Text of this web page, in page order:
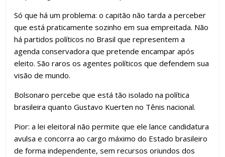
Só que há um problema: o capitão não tarda a perceber
que está praticamente sozinho em sua empreitada. Não
há partidos políticos no Brasil que representem a
agenda conservadora que pretende encampar após
eleito. São raros os agentes políticos que defendem sua
visão de mundo.
Bolsonaro percebe que está tão isolado na política
brasileira quanto Gustavo Kuerten no Tênis nacional.
Pior: a lei eleitoral não permite que ele lance candidatura
avulsa e concorra ao cargo máximo do Estado brasileiro
de forma independente, sem recursos oriundos dos